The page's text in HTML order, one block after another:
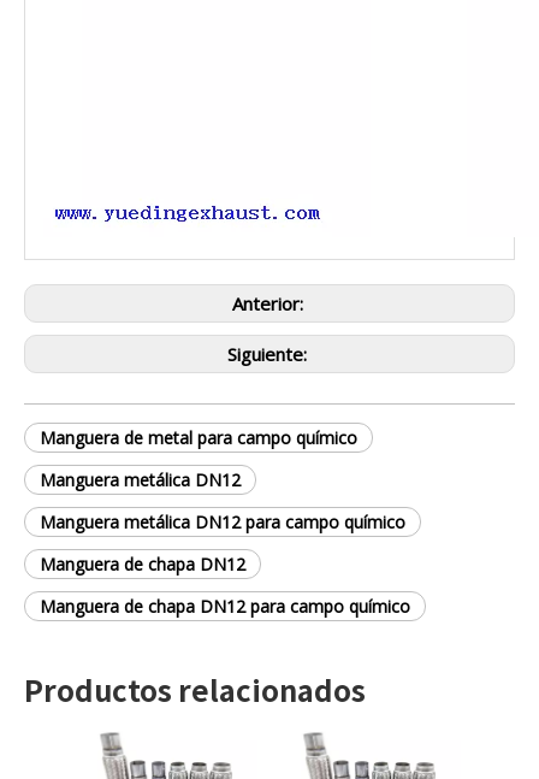
Anterior:
Siguiente:
Manguera de metal para campo químico
Manguera metálica DN12
Manguera metálica DN12 para campo químico
Manguera de chapa DN12
Manguera de chapa DN12 para campo químico
Productos relacionados